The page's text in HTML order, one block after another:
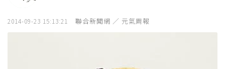
2014-09-23 15:13:21 聯合新聞網 ／ 元氣周報